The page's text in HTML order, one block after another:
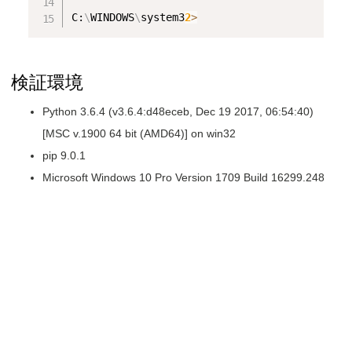
C: \WINDOWS\system32>
検証環境
Python 3.6.4 (v3.6.4:d48eceb, Dec 19 2017, 06:54:40)
[MSC v.1900 64 bit (AMD64)] on win32
pip 9.0.1
Microsoft Windows 10 Pro Version 1709 Build 16299.248